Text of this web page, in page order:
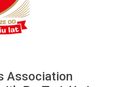
Association